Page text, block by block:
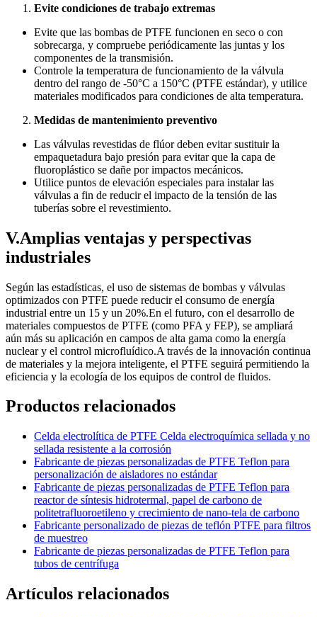
Evite condiciones de trabajo extremas
Evite que las bombas de PTFE funcionen en seco o con
sobrecarga, y compruebe periódicamente las juntas y los
componentes de la transmisión.
Controle la temperatura de funcionamiento de la válvula
dentro del rango de -50°C a 150°C (PTFE estándar), y utilice
materiales modificados para condiciones de alta temperatura.
Medidas de mantenimiento preventivo
Las válvulas revestidas de flúor deben evitar sustituir la
empaquetadura bajo presión para evitar que la capa de
fluoroplástico se dañe por impactos mecánicos.
Utilice puntos de elevación especiales para instalar las
válvulas a fin de reducir el impacto de la tensión de las
tuberías sobre el revestimiento.
V.Amplias ventajas y perspectivas
industriales
Según las estadísticas, el uso de sistemas de bombas y válvulas
optimizados con PTFE puede reducir el consumo de energía
industrial entre un 15 y un 20%.En el futuro, con el desarrollo de
materiales compuestos de PTFE (como PFA y FEP), se ampliará
aún más su aplicación en campos de alta gama como la energía
nuclear y el control microfluídico.A través de la innovación continua
de materiales y la mejora inteligente, el PTFE seguirá permitiendo la
eficiencia y la ecología de los equipos de control de fluidos.
Productos relacionados
Celda electrolítica de PTFE Celda electroquímica sellada y no
sellada resistente a la corrosión
Fabricante de piezas personalizadas de PTFE Teflon para
personalización de aisladores no estándar
Fabricante de piezas personalizadas de PTFE Teflon para
reactor de síntesis hidrotermal, papel de carbono de
politetrafluoroetileno y crecimiento de nano-tela de carbono
Fabricante personalizado de piezas de teflón PTFE para filtros
de muestreo
Fabricante de piezas personalizadas de PTFE Teflon para
tubos de centrífuga
Artículos relacionados